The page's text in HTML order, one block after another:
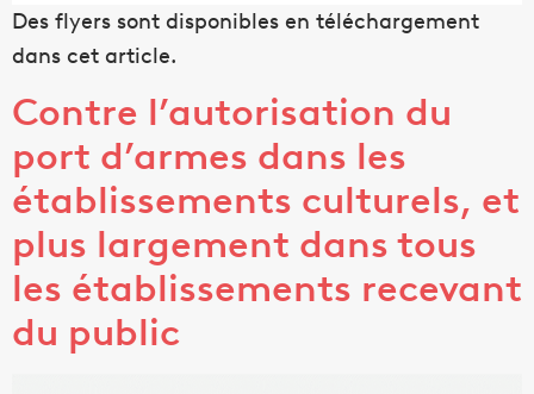
Des flyers sont disponibles en téléchargement
dans cet article.
Contre l’autorisation du
port d’armes dans les
établissements culturels, et
plus largement dans tous
les établissements recevant
du public